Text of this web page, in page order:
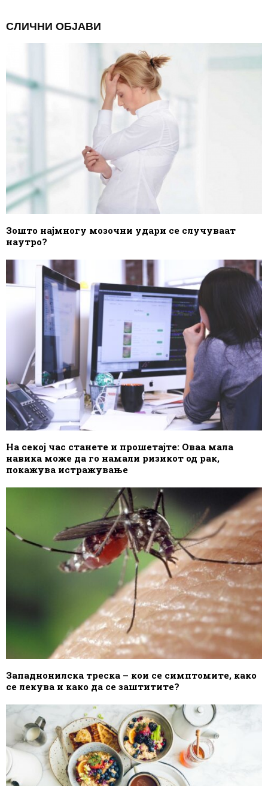
СЛИЧНИ ОБЈАВИ
Зошто најмногу мозочни удари се случуваат
наутро?
На секој час станете и прошетајте: Оваа мала
навика може да го намали ризикот од рак,
покажува истражување
Западнонилска треска – кои се симптомите, како
се лекува и како да се заштитите?